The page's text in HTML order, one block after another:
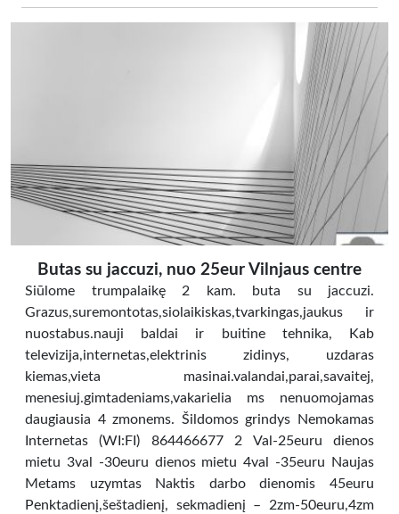
Butas su jaccuzi, nuo 25eur Vilnjaus centre
Siūlome trumpalaikę 2 kam. buta su jaccuzi.
Grazus,suremontotas,siolaikiskas,tvarkingas,jaukus ir
nuostabus.nauji baldai ir buitine tehnika, Kab
televizija,internetas,elektrinis zidinys, uzdaras
kiemas,vieta masinai.valandai,parai,savaitej,
menesiuj.gimtadeniams,vakarielia ms nenuomojamas
daugiausia 4 zmonems. Šildomos grindys Nemokamas
Internetas (WI:FI) 864466677 2 Val-25euru dienos
mietu 3val -30euru dienos mietu 4val -35euru Naujas
Metams uzymtas Naktis darbo dienomis 45euru
Penktadienį,šeštadienį, sekmadienį – 2zm-50euru,4zm